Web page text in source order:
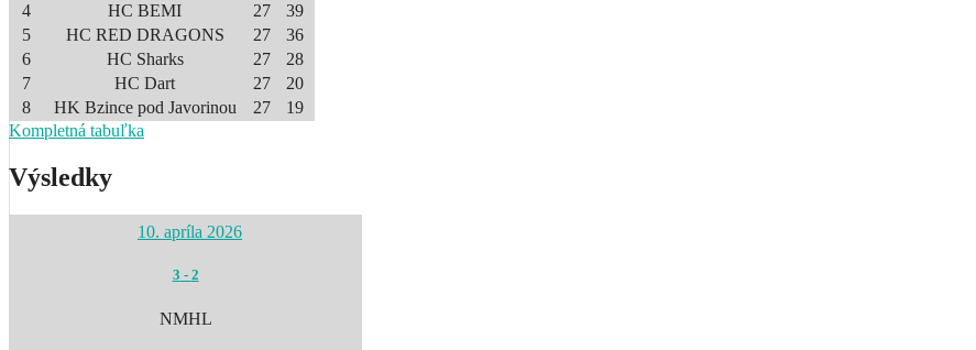
4
HC BEMI 27
39
5
HC RED DRAGONS 27
36
6
HC Sharks 27
28
7
HC Dart 27
20
8
HK Bzince pod Javorinou 27
19
Kompletná tabuľka
Výsledky
10. apríla 2026
3 - 2
NMHL